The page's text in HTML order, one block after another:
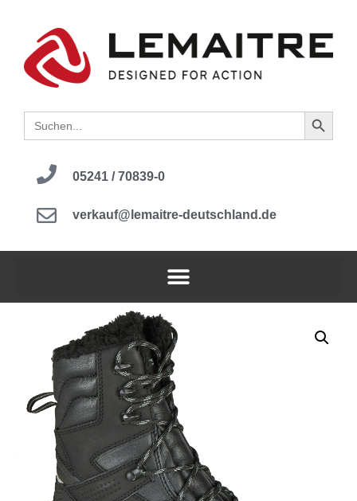
Search
for:
Search
05241 / 70839-0
verkauf@lemaitre-deutschland.de